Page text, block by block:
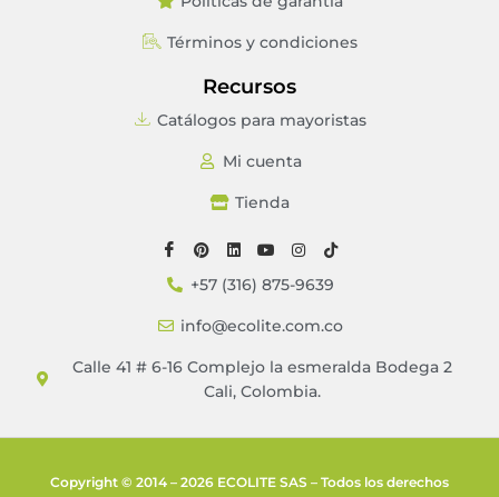
Términos y condiciones
Recursos
Catálogos para mayoristas
Mi cuenta
Tienda
+57 (316) 875-9639
info@ecolite.com.co
Calle 41 # 6-16 Complejo la esmeralda Bodega 2
Cali, Colombia.
Copyright © 2014 – 2026 ECOLITE SAS – Todos los derechos